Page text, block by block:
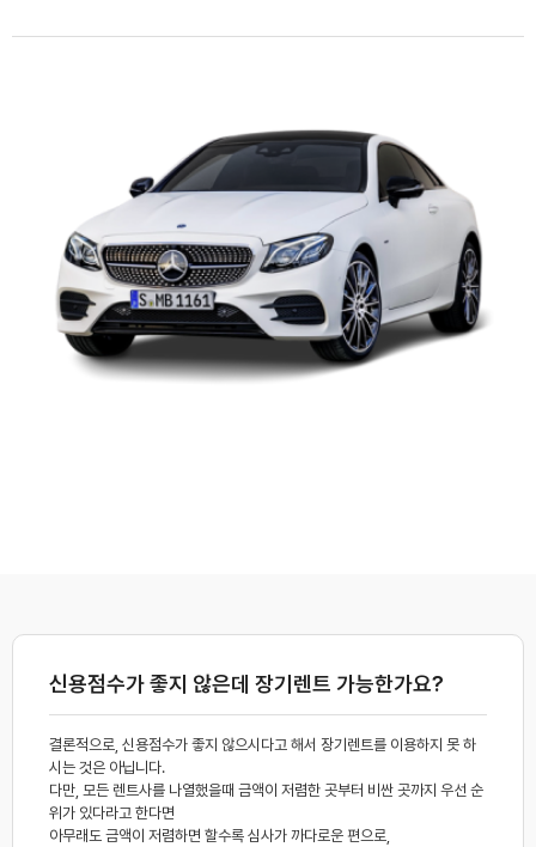
신용점수가 좋지 않은데 장기렌트 가능한가요?
결론적으로, 신용점수가 좋지 않으시다고 해서 장기렌트를 이용하지 못 하
시는 것은 아닙니다.
다만, 모든 렌트사를 나열했을때 금액이 저렴한 곳부터 비싼 곳까지 우선 순
위가 있다라고 한다면
아무래도 금액이 저렴하면 할수록 심사가 까다로운 편으로,